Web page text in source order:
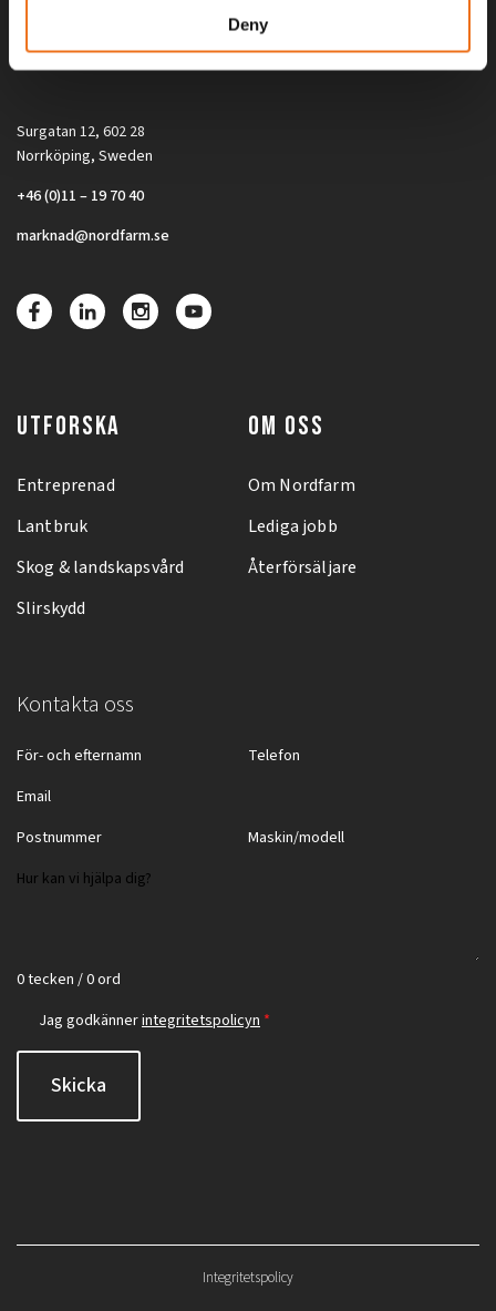
Deny
Alla priser på tillbehör och tillval gäller vid köp av ny maskin. Priserna
gäller inte vid köp av enskild produkt, till exempel
Surgatan 12, 602 28
Norrköping, Sweden
+46 (0)11 – 19 70 40
marknad@nordfarm.se
UTFORSKA
Entreprenad
Lantbruk
Skog & landskapsvård
Slirskydd
OM OSS
Om Nordfarm
Lediga jobb
Återförsäljare
Kontakta oss
0 tecken / 0 ord
Jag godkännerintegritetspolicyn *
Skicka
Integritetspolicy